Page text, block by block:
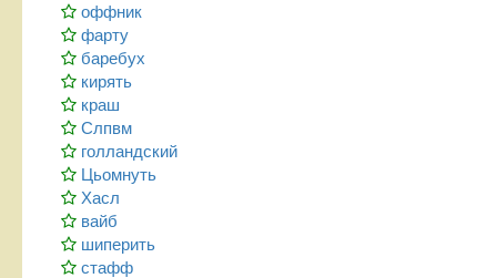
оффник
фарту
баребух
кирять
краш
Слпвм
голландский
Цьомнуть
Хасл
вайб
шиперить
стафф